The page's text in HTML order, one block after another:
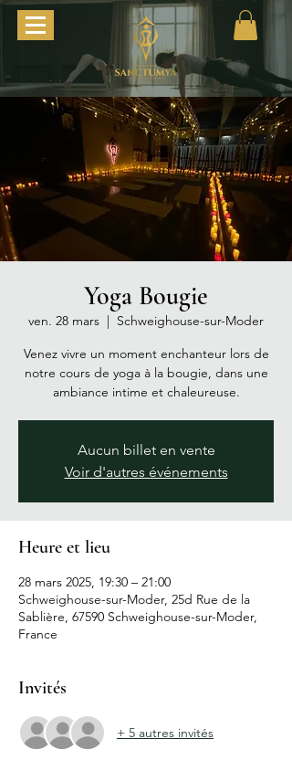
Yoga Bougie
ven. 28 mars
Schweighouse-sur-Moder
Venez vivre un moment enchanteur lors de
notre cours de yoga à la bougie, dans une
ambiance intime et chaleureuse.
Aucun billet en vente
Voir d'autres événements
Heure et lieu
28 mars 2025, 19:30 – 21:00
Schweighouse-sur-Moder, 25d Rue de la
Sablière, 67590 Schweighouse-sur-Moder,
France
Invités
+ 5 autres invités